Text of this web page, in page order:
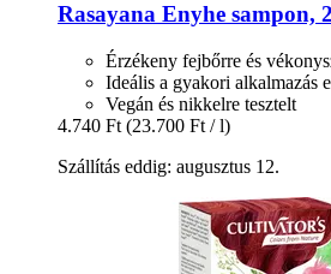
Rasayana Enyhe sampon,
Érzékeny fejbőrre és
Ideális a gyakori alkalmazás
Vegán és nikkelre tesztelt
4.740 Ft (23.700 Ft / l)
Szállítás eddig: augusztus 12.